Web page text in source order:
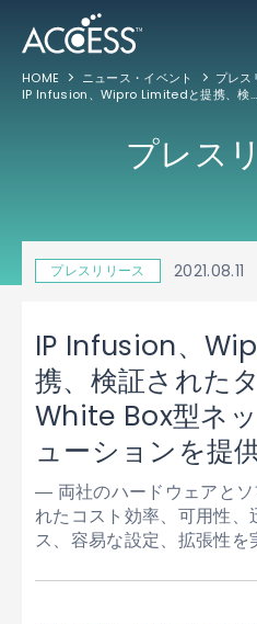
HOME ニュース・イベント
プレス
IP Infusion、Wipro Limitedと提携、検証されたターンキーのWhite Box型ネットワークソリューションを提供
プレス
プレスリリース 2021.08.11
IP Infusion、
携、検証された
White Box型ネ
ューションを提
― 両社のハードウェアと
れたコスト効率、可用性、
ス、容易な設定、拡張性